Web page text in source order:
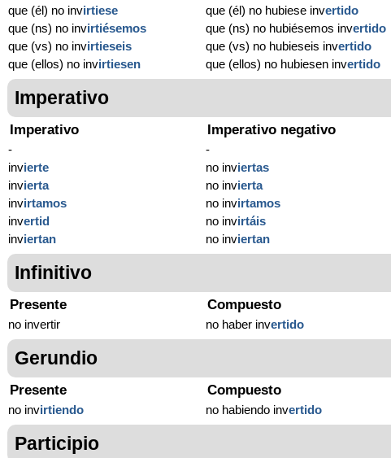
que (él) no invirtiese
que (ns) no invirtiésemos
que (vs) no invirtieseis
que (ellos) no invirtiesen
que (él) no hubiese invertido
que (ns) no hubiésemos invertido
que (vs) no hubieseis invertido
que (ellos) no hubiesen invertido
Imperativo
Imperativo
-
invierte
invierta
invirtamos
invertid
inviertan
Imperativo negativo
-
no inviertas
no invierta
no invirtamos
no invirtáis
no inviertan
Infinitivo
Presente
no invertir
Compuesto
no haber invertido
Gerundio
Presente
no invirtiendo
Compuesto
no habiendo invertido
Participio